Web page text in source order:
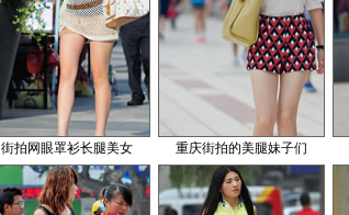
街拍网眼罩衫长腿美女 重庆街拍的美腿妹子们